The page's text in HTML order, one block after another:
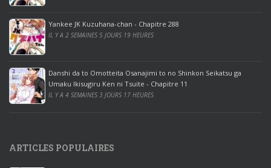
o
ff
i
c
e
2
0
1
r
Yankee JK Kuzuhana-chan - Chapitre 288
IL Y A 2 SEMAINES 5 JOURS 19 HEURES
Danshi da to Omotteita Osanajimi to no Shinkon Seikatsu ga
Umaku Ikisugiru Ken ni Tsuite - Chapitre 11
IL Y A 4 SEMAINES 3 JOURS 17 HEURES
ARTICLES POPULAIRES